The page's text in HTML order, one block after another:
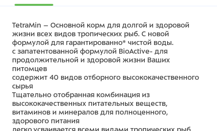
TetraMin – Основной корм для долгой и здоровой
жизни всех видов тропических рыб. С новой
формулой для гарантированно* чистой воды.
с запатентованной формулой BioActive- для
продолжительной и здоровой жизни Ваших
питомцев
содержит 40 видов отборного высококачественного
сырья
Тщательно отобранная комбинация из
высококачественных питательных веществ,
витаминов и минералов для полноценного,
здорового питания